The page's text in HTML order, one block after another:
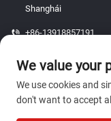
Shanghái
+86-13918857191
[email protected]
We value your
We use cookies and
don't want to accept